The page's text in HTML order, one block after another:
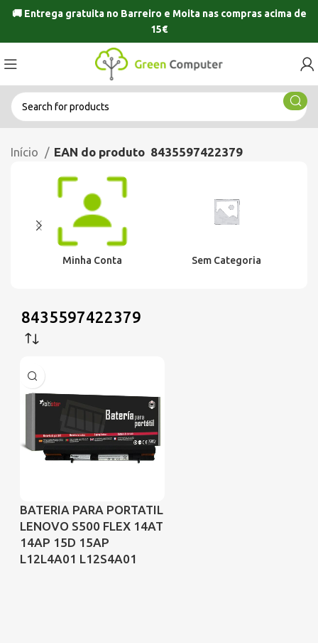
🚚 Entrega gratuita no Barreiro e Moitanas compras acima de
15€
Início EAN do produto 8435597422379
Minha Conta Sem Categoria
8435597422379
BATERIA PARA PORTATIL
LENOVO S500 FLEX 14AT
14AP 15D 15AP
L12L4A01 L12S4A01